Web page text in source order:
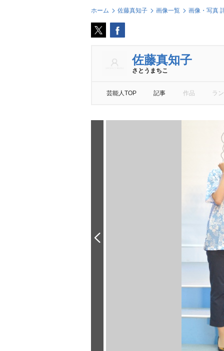
ホーム 佐藤真知子 画像一覧 画像・写真
佐藤真知子
さとうまちこ
芸能人TOP 記事 作品 ラ